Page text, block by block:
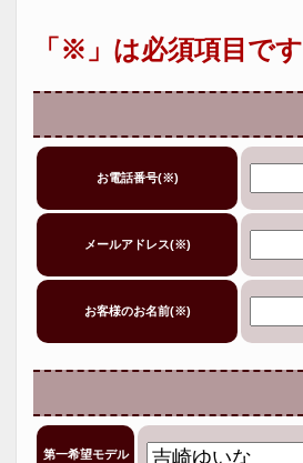
「※」は必須項目です
お電話番号(※)
メールアドレス(※)
お客様のお名前(※)
第一希望モデル